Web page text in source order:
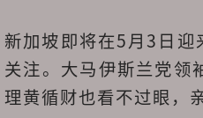
新加坡即将在5月3日
关注。大马伊斯兰党领
理黄循财也看不过眼，